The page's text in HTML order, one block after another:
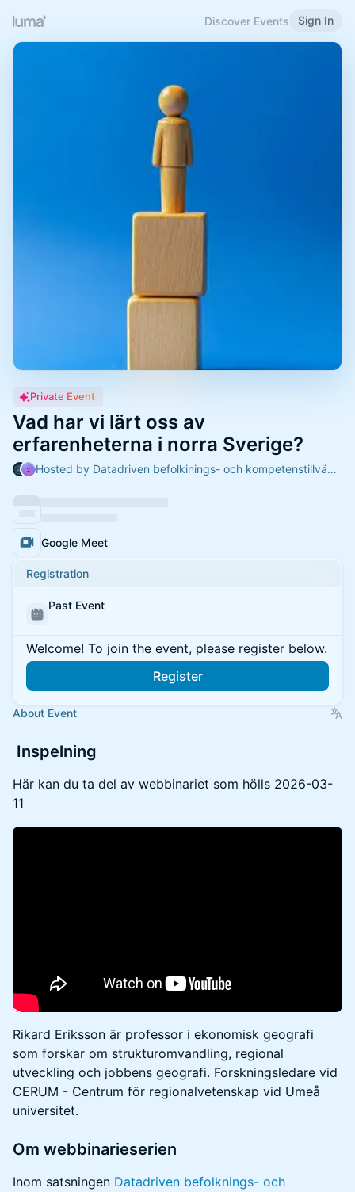
Discover Events Sign In
Private Event
Vad har vi lärt oss av
erfarenheterna i norra Sverige?
Hosted by Datadriven befolkinings- och kompetenstillväxt i norr & Jenny Eklund
Google Meet
Registration
Past Event
Welcome! To join the event, please register below.
Register
About Event
Inspelning
​Här kan du ta del av webbinariet som hölls 2026-03-
11
Rikard Eriksson är professor i ekonomisk geografi
som forskar om strukturomvandling, regional
utveckling och jobbens geografi. Forskningsledare vid
CERUM - Centrum för regionalvetenskap vid Umeå
universitet.
Om webbinarieserien
Inom satsningen Datadriven befolknings- och